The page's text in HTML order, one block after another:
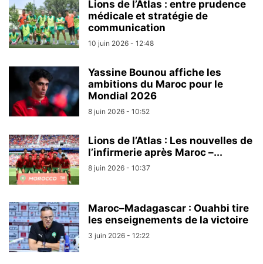
Lions de l’Atlas : entre prudence
médicale et stratégie de
communication
10 juin 2026 - 12:48
Yassine Bounou affiche les
ambitions du Maroc pour le
Mondial 2026
8 juin 2026 - 10:52
Lions de l’Atlas : Les nouvelles de
l’infirmerie après Maroc –...
8 juin 2026 - 10:37
Maroc–Madagascar : Ouahbi tire
les enseignements de la victoire
3 juin 2026 - 12:22